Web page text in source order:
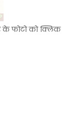
के फोटो को क्लिक